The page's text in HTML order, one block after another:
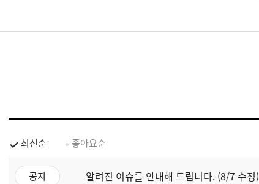
최신순 좋아요순
공지 알려진 이슈를 안내해 드립니다. (8/7 수정)